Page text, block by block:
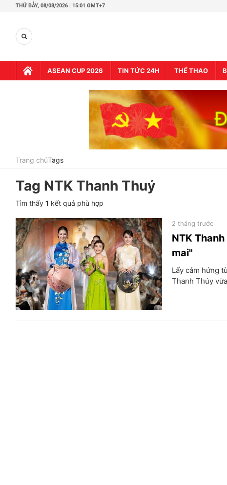
THỨ BẢY, 08/08/2026 | 15:01 GMT+7
ASEAN CUP 2026 TIN TỨC 24H THỂ THAO
Trang chủTags
Tag NTK Thanh Thuý
Tìm thấy 1 kết quả phù hợp
NTK
mai"
2 tháng trước
Lấy cảm hứng
Thanh Thúy